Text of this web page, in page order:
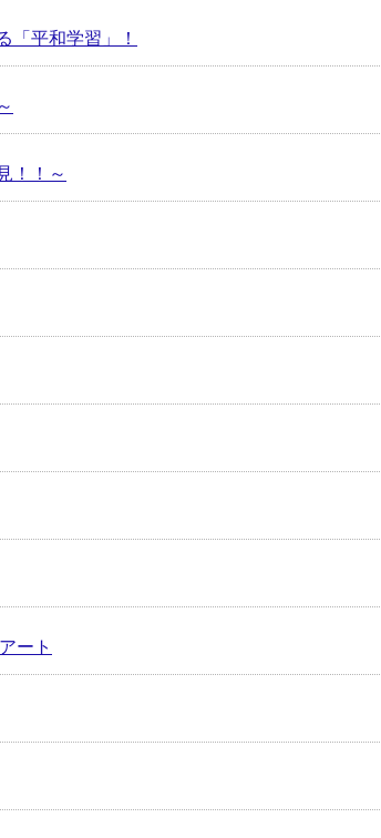
「平和学習」！
！！～
ート